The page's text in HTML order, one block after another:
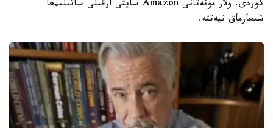
كوردى. ولار مونەتانى Amazon سايتى ارقىلى ساتىلىمعا
شىعارماق نيەتتە.